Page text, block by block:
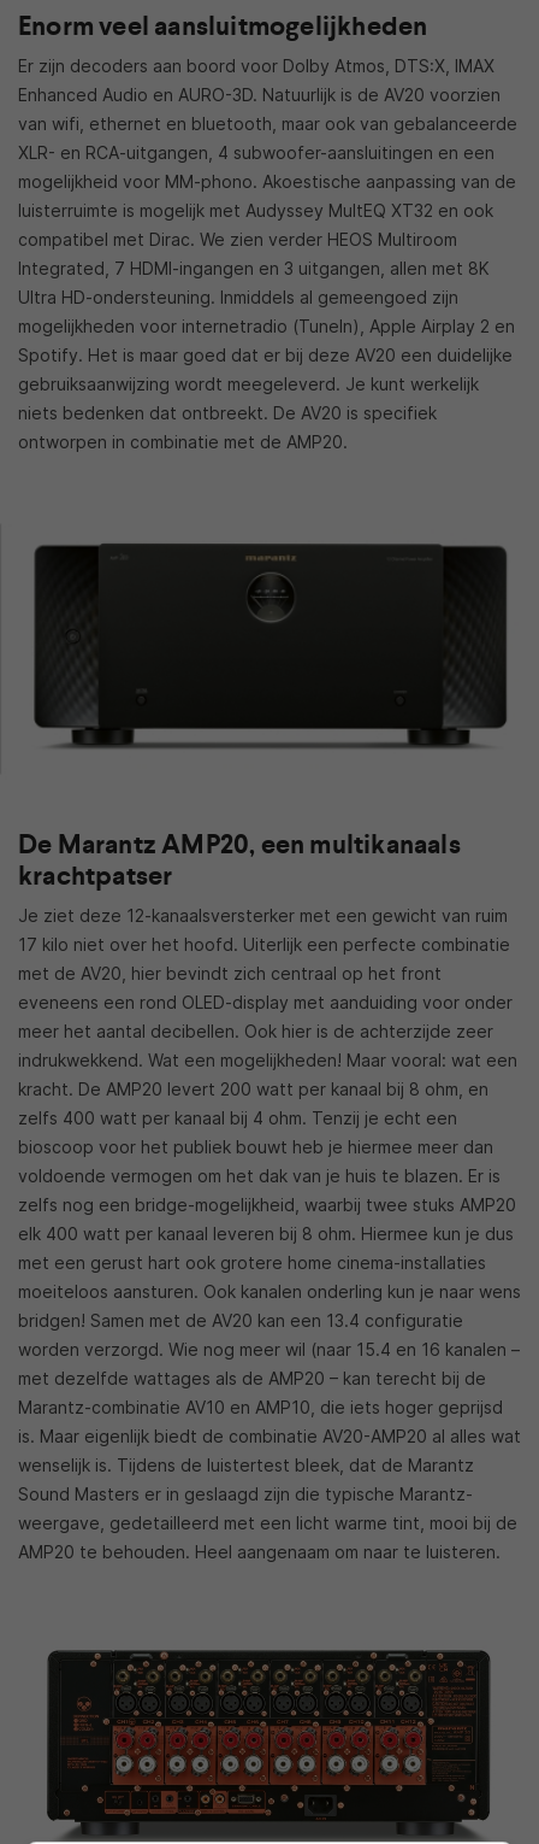
Enorm veel aansluitmogelijkheden
Er zijn decoders aan boord voor Dolby Atmos, DTS:X, IMAX
Enhanced Audio en AURO-3D. Natuurlijk is de AV20 voorzien
van wifi, ethernet en bluetooth, maar ook van gebalanceerde
XLR- en RCA-uitgangen, 4 subwoofer-aansluitingen en een
mogelijkheid voor MM-phono. Akoestische aanpassing van de
luisterruimte is mogelijk met Audyssey MultEQ XT32 en ook
compatibel met Dirac. We zien verder HEOS Multiroom
Integrated, 7 HDMI-ingangen en 3 uitgangen, allen met 8K
Ultra HD-ondersteuning. Inmiddels al gemeengoed zijn
mogelijkheden voor internetradio (TuneIn), Apple Airplay 2 en
Spotify. Het is maar goed dat er bij deze AV20 een duidelijke
gebruiksaanwijzing wordt meegeleverd. Je kunt werkelijk
niets bedenken dat ontbreekt. De AV20 is specifiek
ontworpen in combinatie met de AMP20.
De Marantz AMP20, een multikanaals
krachtpatser
Je ziet deze 12-kanaalsversterker met een gewicht van ruim
17 kilo niet over het hoofd. Uiterlijk een perfecte combinatie
met de AV20, hier bevindt zich centraal op het front
eveneens een rond OLED-display met aanduiding voor onder
meer het aantal decibellen. Ook hier is de achterzijde zeer
indrukwekkend. Wat een mogelijkheden! Maar vooral: wat een
kracht. De AMP20 levert 200 watt per kanaal bij 8 ohm, en
zelfs 400 watt per kanaal bij 4 ohm. Tenzij je echt een
bioscoop voor het publiek bouwt heb je hiermee meer dan
voldoende vermogen om het dak van je huis te blazen. Er is
zelfs nog een bridge-mogelijkheid, waarbij twee stuks AMP20
elk 400 watt per kanaal leveren bij 8 ohm. Hiermee kun je dus
met een gerust hart ook grotere home cinema-installaties
moeiteloos aansturen. Ook kanalen onderling kun je naar wens
bridgen! Samen met de AV20 kan een 13.4 configuratie
worden verzorgd. Wie nog meer wil (naar 15.4 en 16 kanalen –
met dezelfde wattages als de AMP20 – kan terecht bij de
Marantz-combinatie AV10 en AMP10, die iets hoger geprijsd
is. Maar eigenlijk biedt de combinatie AV20-AMP20 al alles wat
wenselijk is. Tijdens de luistertest bleek, dat de Marantz
Sound Masters er in geslaagd zijn die typische Marantz-
weergave, gedetailleerd met een licht warme tint, mooi bij de
AMP20 te behouden. Heel aangenaam om naar te luisteren.